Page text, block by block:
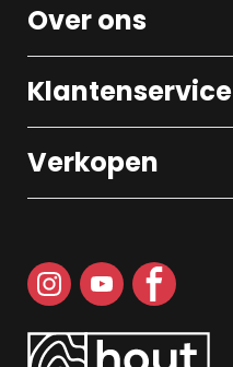
Over ons
Klantenservice
Verkopen